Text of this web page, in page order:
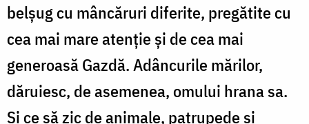
belşug cu mâncăruri diferite, pregătite cu
cea mai mare atenţie şi de cea mai
generoasă Gazdă. Adâncurile mărilor,
dăruiesc, de asemenea, omului hrana sa.
Şi ce să zic de animale, patrupede şi